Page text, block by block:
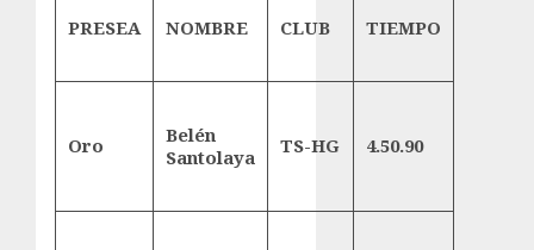
PRESEA NOMBRE CLUB TIEMPO
Oro
Belén
Santolaya
TS-HG 4.50.90